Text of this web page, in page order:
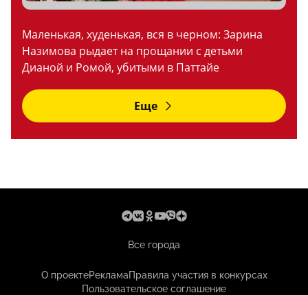
Маленькая, худенькая, вся в черном: Зарина
Назимова рыдает на прощании с детьми
Дианой и Ромой, убитыми в Паттайе
Еще
Все города
О проектеРекламаПравила участия в конкурсах
Пользовательское соглашение